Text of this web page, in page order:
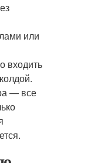
или
входить
— все